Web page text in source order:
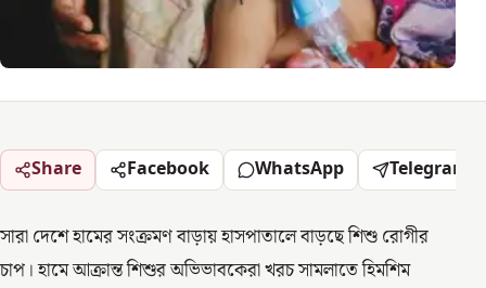
Share Facebook WhatsApp Telegram
সারা দেশে হামের সংক্রমণ বাড়ায় হাসপাতালে বাড়ছে শিশু রোগীর
চাপ। হামে আক্রান্ত শিশুর অভিভাবকেরা খরচ সামলাতে হিমশিম